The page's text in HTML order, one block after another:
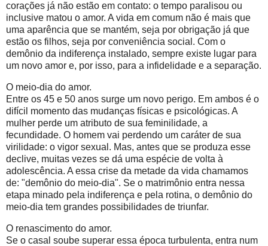
corações já não estão em contato: o tempo paralisou ou
inclusive matou o amor. A vida em comum não é mais que
uma aparência que se mantém, seja por obrigação já que
estão os filhos, seja por conveniência social. Com o
demônio da indiferença instalado, sempre existe lugar para
um novo amor e, por isso, para a infidelidade e a separação.
O meio-dia do amor.
Entre os 45 e 50 anos surge um novo perigo. Em ambos é o
difícil momento das mudanças físicas e psicológicas. A
mulher perde um atributo de sua feminilidade, a
fecundidade. O homem vai perdendo um caráter de sua
virilidade: o vigor sexual. Mas, antes que se produza esse
declive, muitas vezes se dá uma espécie de volta à
adolescência. A essa crise da metade da vida chamamos
de: "demônio do meio-dia". Se o matrimônio entra nessa
etapa minado pela indiferença e pela rotina, o demônio do
meio-dia tem grandes possibilidades de triunfar.
O renascimento do amor.
Se o casal soube superar essa época turbulenta, entra num